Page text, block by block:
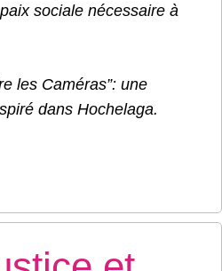
sociale nécessaire à
les Caméras”: une
dans Hochelaga.